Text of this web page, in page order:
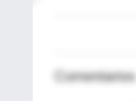
Comentarios